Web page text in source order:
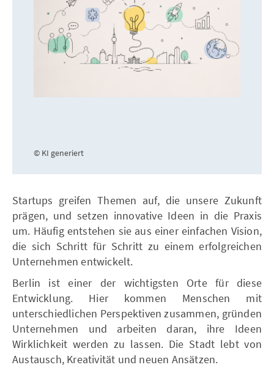
© KI generiert
Startups greifen Themen auf, die unsere Zukunft
prägen, und setzen innovative Ideen in die Praxis
um. Häufig entstehen sie aus einer einfachen Vision,
die sich Schritt für Schritt zu einem erfolgreichen
Unternehmen entwickelt.
Berlin ist einer der wichtigsten Orte für diese
Entwicklung. Hier kommen Menschen mit
unterschiedlichen Perspektiven zusammen, gründen
Unternehmen und arbeiten daran, ihre Ideen
Wirklichkeit werden zu lassen. Die Stadt lebt von
Austausch, Kreativität und neuen Ansätzen.